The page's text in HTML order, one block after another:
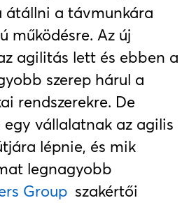
átállni a távmunkára
működésre. Az új
agilitás lett és ebben a
szerep hárul a
rendszerekre. De
vállalatnak az agilis
lépnie, és mik
legnagyobb
Group szakértői